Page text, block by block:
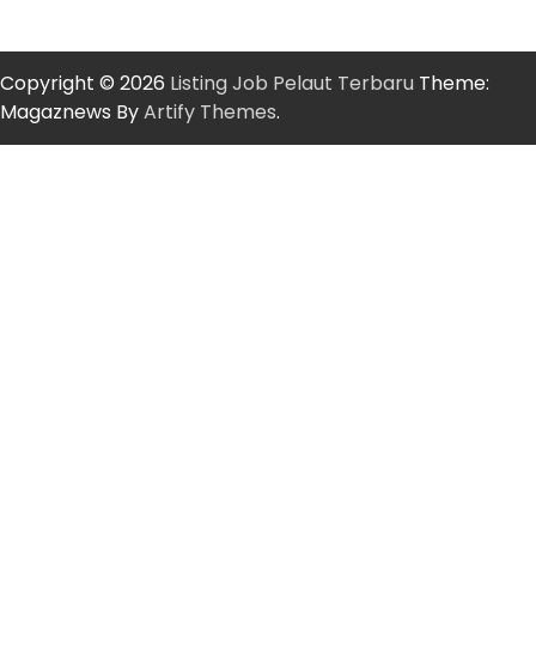
Copyright © 2026 Listing Job Pelaut Terbaru Theme:
Magaznews ByArtify Themes.